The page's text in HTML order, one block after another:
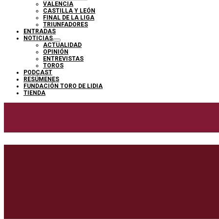
VALENCIA
CASTILLA Y LEÓN
FINAL DE LA LIGA
TRIUNFADORES
ENTRADAS
NOTICIAS
ACTUALIDAD
OPINIÓN
ENTREVISTAS
TOROS
PODCAST
RESÚMENES
FUNDACIÓN TORO DE LIDIA
TIENDA